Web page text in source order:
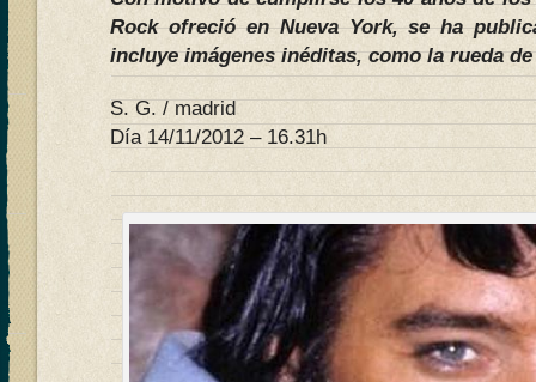
Rock ofreció en Nueva York, se ha
incluye imágenes inéditas, como la rueda
S. G. / madrid
Día 14/11/2012 – 16.31h